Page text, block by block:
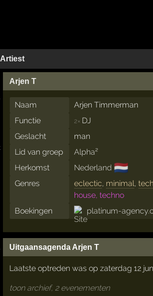
Artiest
Arjen T
Naam
Arjen Timmerman
Functie
2× DJ
Geslacht
man
Lid van groep
Alpha²
Herkomst
Nederland 🇳🇱
Genres eclectic, minimal,
house, techno
Boekingen
platinum-
Uitgaansagenda Arjen T
Laatste optreden was op zaterdag 12
toon archief, 2 evenementen